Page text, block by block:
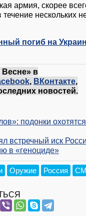
армия, скорее
нескольких
погиб на
Весне» в
, ВКонтакте,
новостей.
подонки
встречный иск
в «геноциде»
Оружие Россия